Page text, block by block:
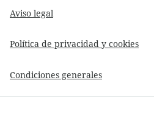
Aviso legal
Política de privacidad y cookies
Condiciones generales